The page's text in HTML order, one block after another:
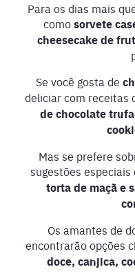
Para os dias mais
comosorvete
cheesecake de
Se você gosta de
deliciar com receitas
de chocolate
Mas se prefere
sugestões especiais
torta de maçã e
Os amantes de
encontrarão opções
doce, canjica,